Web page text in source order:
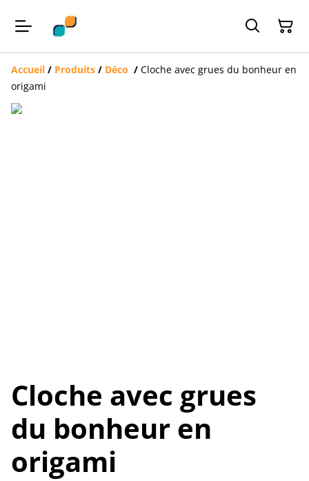
Accueil / Produits / Déco / Cloche avec grues du bonheur en
origami
Cloche avec grues
du bonheur en
origami